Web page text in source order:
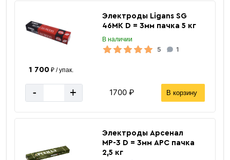
Электроды Ligans SG
46MK D = 3мм пачка 5 кг
В наличии
5 1
1 700₽ / упак.
- + 1700 ₽ В корзину
Электроды Арсенал
МР-3 D = 3мм АРС пачка
2,5 кг